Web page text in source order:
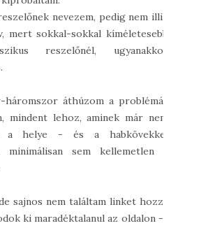
nevezem, pedig nem illik
mert sokkal-sokkal kíméletesebb
reszelőnél, ugyanakkor
áthúzom a problémás
mindent lehoz, aminek már nem
helye - és a habkövekkel
minimálisan sem kellemetlen a
sajnos nem találtam linket hozzá
ki maradéktalanul az oldalon - ,